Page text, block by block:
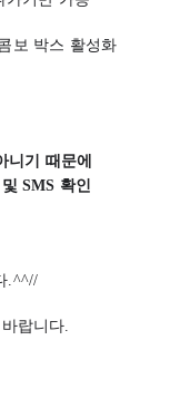
SMS 확인
.^^//
랍니다.